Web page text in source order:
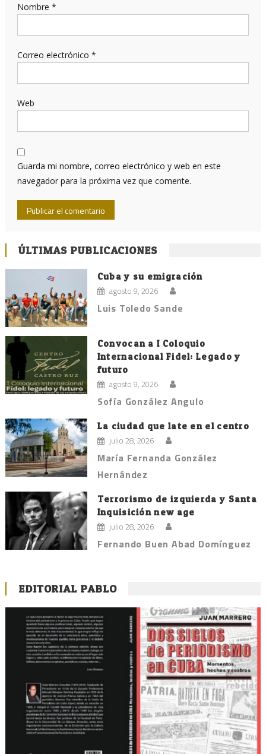
Nombre *
Correo electrónico *
Web
Guarda mi nombre, correo electrónico y web en este
navegador para la próxima vez que comente.
ÚLTIMAS PUBLICACIONES
Cuba y su emigración
agosto 9, 2026
Luis Toledo Sande
Convocan a I Coloquio
Internacional Fidel: Legado y
futuro
agosto 9, 2026
Sofía González Angulo
La ciudad que late en el centro
julio 28, 2026
María Fernanda González
Hernández
Terrorismo de izquierda y Santa
Inquisición new age
julio 28, 2026
Fernando Buen Abad Domínguez
EDITORIAL PABLO